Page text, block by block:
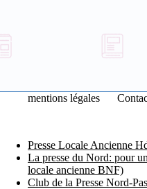
mentions légales
Presse Locale Ancienne
La presse du Nord: pour
locale ancienne BNF)
Club de la Presse Nord-